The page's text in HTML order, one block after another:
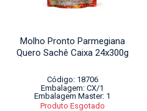
Molho Pronto Parmegiana
Quero Sachê Caixa 24x300g
Código: 18706
Embalagem: CX/1
Embalagem Master: 1
Produto Esgotado